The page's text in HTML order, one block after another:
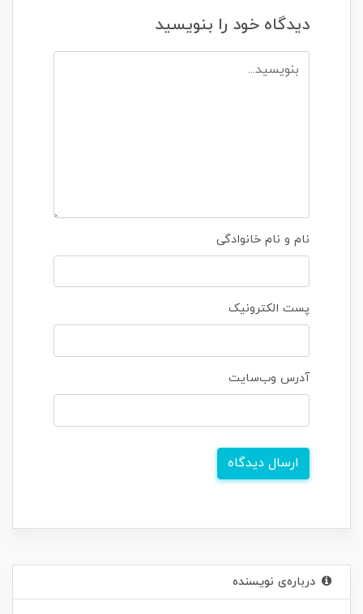
دیدگاه خود را بنویسید
نام و نام خانوادگی
پست الکترونیک
آدرس وب‌سایت
ارسال دیدگاه
درباره‌ی نویسنده